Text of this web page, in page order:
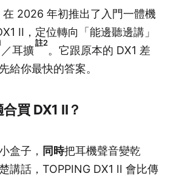
在 2026 年初推出了入門一體機
II，定位轉向「能邊聽邊講」
／耳擴
註2
。它跟原本的 DX1 差
給你最快的答案。
買 DX1 II？
盒子， 同時把耳機聲音變乾
講話，TOPPING DX1 II 會比傳